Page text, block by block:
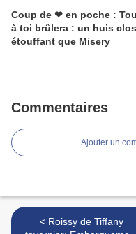
Coup de ❤ en poche : Tout ce qui est
à toi brûlera : un huis
étouffant que Misery
Commentaires
Ajouter un
< Roissy de Tiffany